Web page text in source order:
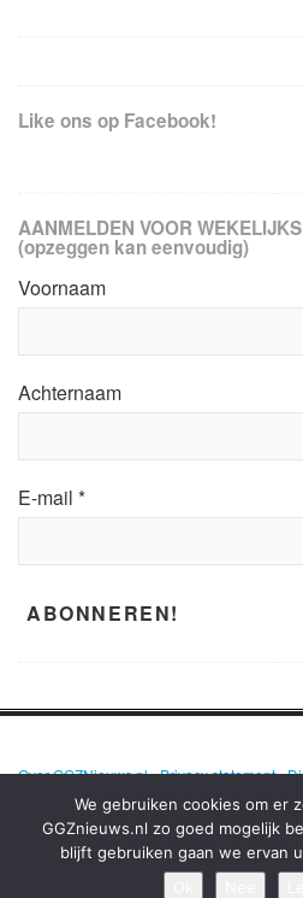
Like ons op Facebook!
AANMELDEN VOOR
(opzeggen kan eenvoudig)
Voornaam
Achternaam
E-mail *
Over GGZNieuws.nl•Privacy statement•
GGZNIEUWS.NL – ELKE DAG HET
EN DE GGZ OP EEN RIJ!
We gebruiken cookies om er
GGZnieuws.nl zo goed mogelijk
blijft gebruiken gaan we ervan